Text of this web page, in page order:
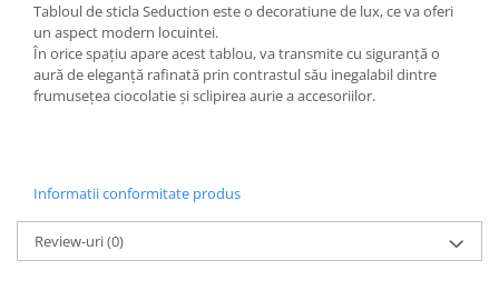
Tabloul de sticla Seduction este o decoratiune de lux, ce va oferi
un aspect modern locuintei.
În orice spațiu apare acest tablou, va transmite cu siguranță o
aură de eleganță rafinată prin contrastul său inegalabil dintre
frumusețea ciocolatie și sclipirea aurie a accesoriilor.
Informatii conformitate produs
Review-uri(0)